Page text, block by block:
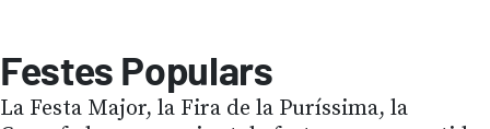
Festes Populars
La Festa Major, la Fira de la Puríssima, la